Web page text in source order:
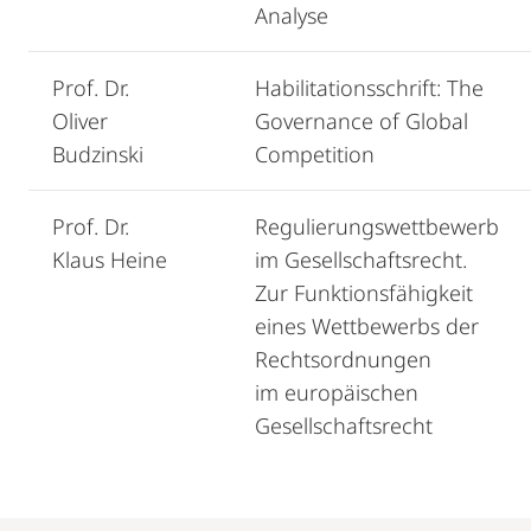
Analyse
Prof. Dr.
Oliver
Budzinski
Habilitationsschrift: The
Governance of Global
Competition
Prof. Dr.
Klaus Heine
Regulierungswettbewerb
im Gesellschaftsrecht.
Zur Funktionsfähigkeit
eines Wettbewerbs der
Rechtsordnungen
im europäischen
Gesellschaftsrecht